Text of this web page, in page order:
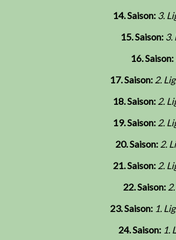
14. Saison: 3.
15. Saison: 3.
16. Saison:
17. Saison: 2.
18. Saison: 2.
19. Saison: 2.
20. Saison: 2.
21. Saison: 2.
22. Saison:
23. Saison: 1.
24. Saison: 1.